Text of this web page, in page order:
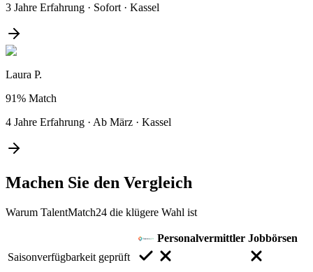
3 Jahre Erfahrung · Sofort · Kassel
Laura P.
91% Match
4 Jahre Erfahrung · Ab März · Kassel
Machen Sie den Vergleich
Warum TalentMatch24 die klügere Wahl ist
Personalvermittler Jobbörsen
Saisonverfügbarkeit geprüft